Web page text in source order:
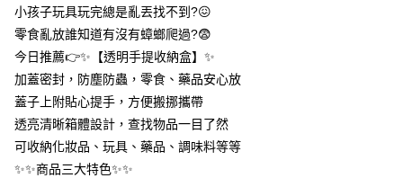
３．安心：先確認商品／服務後，再付款。
【「AFTEE先享後付」結帳流程】
１．於結帳方式選擇「AFTEE先享後付」後，將跳轉至「AFTEE先享後付」
結帳頁面，進行簡訊認證並確認金額後，即可完成結帳。
３．收到繳費通知簡訊後14天內，點擊此簡訊中的連結，可透過四大超商／
ATM／網路銀行／等多元方式進行付款，方視為交易完成。
※ 請注意：結帳手續完成當下不需立刻繳費，但若您需要取消訂單，請聯絡
購買商品的店家。未經商家同意取消之訂單仍視為有效，需透過AFTEE先享
後付繳納相關費用。
全家取貨付款
每筆NT$60，滿NT$399(含以上)免運費
付款後全家取貨
每筆NT$60，滿NT$399(含以上)免運費
7-11取貨付款
每筆NT$60，滿NT$399(含以上)免運費
小孩子玩具玩完總是亂丟找不到?😖
零食亂放誰知道有沒有蟑螂爬過?😨
今日推薦👉✨【透明手提收納盒】✨
加蓋密封，防塵防蟲，零食、藥品安心放
蓋子上附貼心提手，方便搬挪攜帶
透亮清晰箱體設計，查找物品一目了然
可收納化妝品、玩具、藥品、調味料等等
✨✨商品三大特色✨✨